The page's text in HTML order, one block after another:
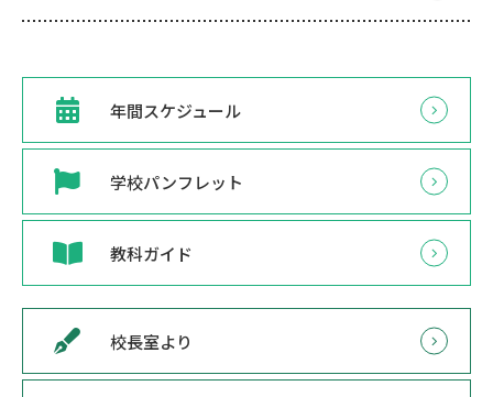
年間スケジュール
学校パンフレット
教科ガイド
校長室より